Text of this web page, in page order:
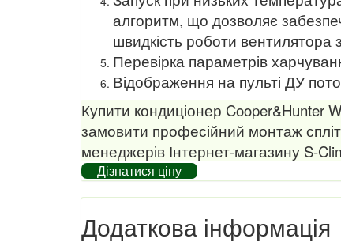
алгоритм, що дозволяє
швидкість роботи вентилятора
Перевірка параметрів
Відображення на пульті ДУ
Купити кондиціонер
замовити професійний монтаж
менеджерів Інтернет-магазину S-
Дізнатися ціну
Додаткова інформація